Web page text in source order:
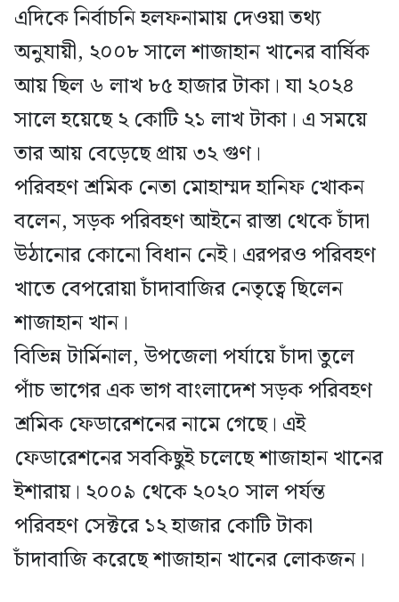
এদিকে নির্বাচনি হলফনামায় দেওয়া তথ্য
অনুযায়ী, ২০০৮ সালে শাজাহান খানের বার্ষিক
আয় ছিল ৬ লাখ ৮৫ হাজার টাকা। যা ২০২৪
সালে হয়েছে ২ কোটি ২১ লাখ টাকা। এ সময়ে
তার আয় বেড়েছে প্রায় ৩২ গুণ।
পরিবহণ শ্রমিক নেতা মোহাম্মদ হানিফ খোকন
বলেন, সড়ক পরিবহণ আইনে রাস্তা থেকে চাঁদা
উঠানোর কোনো বিধান নেই। এরপরও পরিবহণ
খাতে বেপরোয়া চাঁদাবাজির নেতৃত্বে ছিলেন
শাজাহান খান।
বিভিন্ন টার্মিনাল, উপজেলা পর্যায়ে চাঁদা তুলে
পাঁচ ভাগের এক ভাগ বাংলাদেশ সড়ক পরিবহণ
শ্রমিক ফেডারেশনের নামে গেছে। এই
ফেডারেশনের সবকিছুই চলেছে শাজাহান খানের
ইশারায়। ২০০৯ থেকে ২০২০ সাল পর্যন্ত
পরিবহণ সেক্টরে ১২ হাজার কোটি টাকা
চাঁদাবাজি করেছে শাজাহান খানের লোকজন।